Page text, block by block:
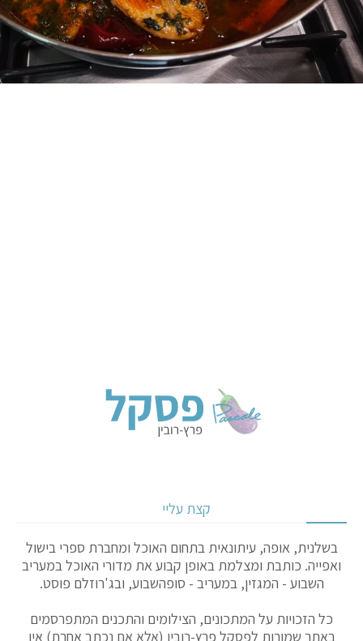
קצת עליי
בשלנית, אופה, עיתונאית בתחום האוכל ומחברת ספרי בישול
ואפייה. כותבת ומצלמת באופן קבוע את מדורי האוכל במעריב
השבוע - המגזין, במעריב - סופהשבוע, ובג'רוזלם פוסט.
כל הזכויות על המתכונים, הצילומים והתכנים המתפרסמים
באתר שמורות לפסקל פרץ-רובין (אלא אם נכתב אחרת) אין